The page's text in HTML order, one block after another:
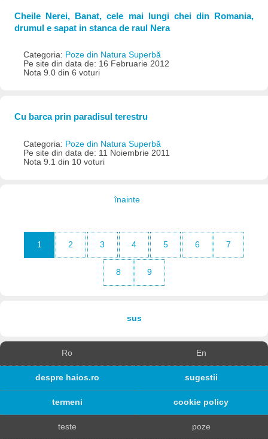
Cheile Nerei, Banat, cele mai lungi chei din Romania,
drumul e sapat in stanca de raul Nera
Categoria: Poze din Natura Superbă
Pe site din data de: 16 Februarie 2012
Nota 9.0 din 6 voturi
Cu barca prin paradisul terestru
Categoria: Poze din Natura Superbă
Pe site din data de: 11 Noiembrie 2011
Nota 9.1 din 10 voturi
înainte
1 2 3 4 5 6 7
8 9
sus
Ro En
despre haios.ro sugestii
termeni cookie policy
teste poze